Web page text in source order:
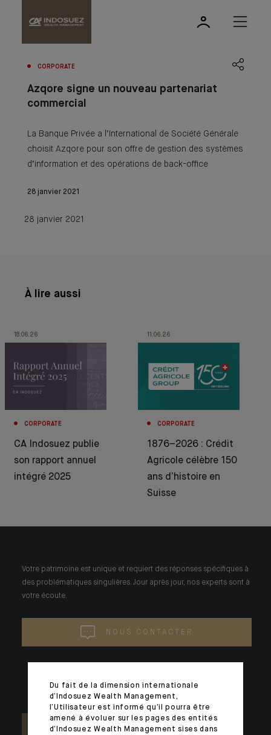
CORPORATE
Azqore signe un nouveau partenariat
commercial
La Banque Privée a l’International de Société Générale
choisit Azqore pour son offre de gestion des systèmes
d’information et des opérations de back-office
28 janvier 2021
28 janvier 2021
À lire aussi
18.06.26
CORPORATE
CA Indosuez publie
son rapport annuel
intégré 2025
11.06.26
CORPORATE
1876–2026 : Crédit
Agricole célèbre 150
ans d’histoire en
Suisse
Votre patrimoine est unique et requiert des réponses spécifiques à
des problématiques singulières. Jour après jour, nos experts sont à
votre écoute.
NOUS CONTACTER
Du fait de la dimension internationale
d’Indosuez Wealth Management,
l’Utilisateur est informé qu’il pourra être
amené à évoluer sur les pages des entités
d’Indosuez Wealth Management sises dans